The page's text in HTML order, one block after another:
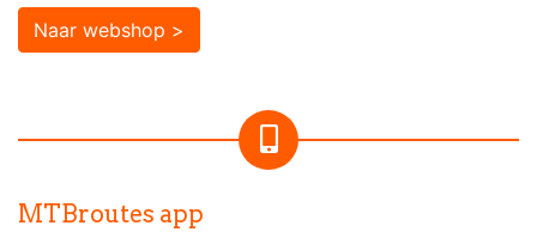
Naar webshop >
MTBroutes app